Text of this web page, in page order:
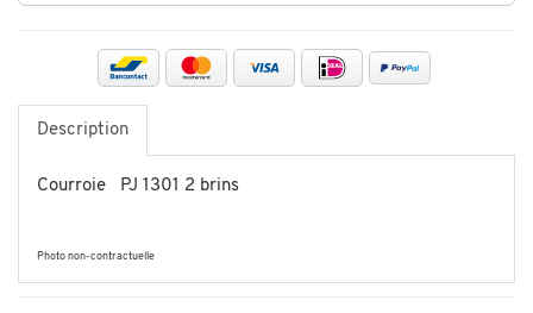
Description
Courroie PJ 1301 2 brins
Photo non-contractuelle